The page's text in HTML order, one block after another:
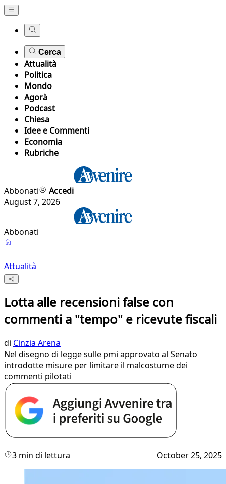
Cerca
Attualità
Politica
Mondo
Agorà
Podcast
Chiesa
Idee e Commenti
Economia
Rubriche
Abbonati
Accedi
August 7, 2026
Abbonati
Attualità
Lotta alle recensioni false con
commenti a "tempo" e ricevute fiscali
di Cinzia Arena
Nel disegno di legge sulle pmi approvato al Senato
introdotte misure per limitare il malcostume dei
commenti pilotati
3 min di lettura October 25, 2025